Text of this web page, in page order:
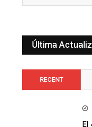
Última
RECENT
El